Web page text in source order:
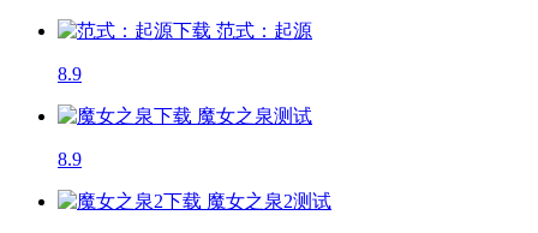
范式：起源
8.9
魔女之泉测试
8.9
魔女之泉2测试